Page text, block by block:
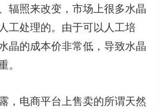
辐照来改变，市场上很多水晶
工处理的。由于可以人工培
晶的成本价非常低，导致水晶
，电商平台上售卖的所谓天然